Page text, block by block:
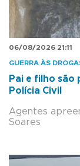
06/08/2026 21:11
GUERRA ÀS
Pai e filho são
Polícia Civil
Agentes
Soares